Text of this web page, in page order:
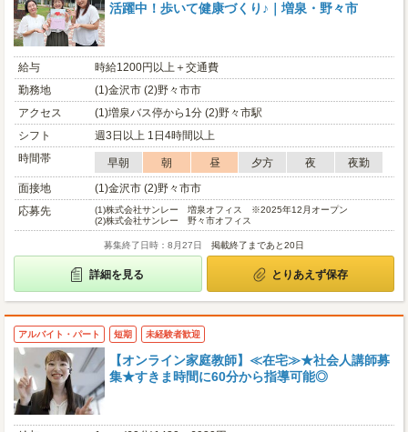
活躍中！歩いて健康づくり♪｜増泉・野々市
給与
時給1200円以上＋交通費
勤務地
(1)金沢市 (2)野々市市
アクセス
(1)増泉バス停から1分 (2)野々市駅
シフト
週3日以上 1日4時間以上
時間帯
早朝 朝 昼 夕方 夜
夜勤
面接地
(1)金沢市 (2)野々市市
応募先
(1)株式会社サンレー 増泉オフィス ※2025年12月オープン
(2)株式会社サンレー 野々市オフィス
募集終了日時：8月27日 掲載終了まであと20日
詳細を見る とりあえず保存
アルバイト・パート 短期 未経験者歓迎
【オンライン家庭教師】≪在宅≫★社会人講師募
集★すきま時間に60分から指導可能◎